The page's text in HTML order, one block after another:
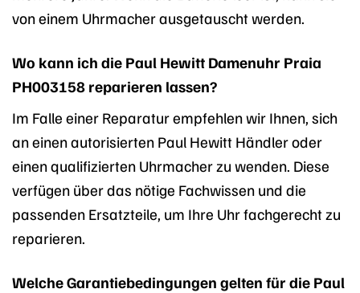
von einem Uhrmacher ausgetauscht werden.
Wo kann ich die Paul Hewitt Damenuhr Praia
PH003158 reparieren lassen?
Im Falle einer Reparatur empfehlen wir Ihnen, sich
an einen autorisierten Paul Hewitt Händler oder
einen qualifizierten Uhrmacher zu wenden. Diese
verfügen über das nötige Fachwissen und die
passenden Ersatzteile, um Ihre Uhr fachgerecht zu
reparieren.
Welche Garantiebedingungen gelten für die Paul